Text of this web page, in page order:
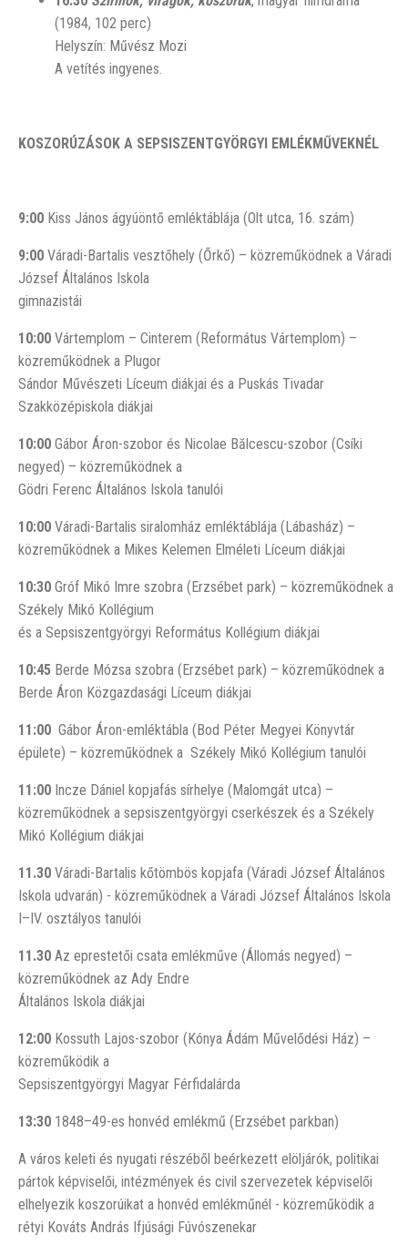
(1984, 102 perc)
Helyszín: Művész Mozi
A vetítés ingyenes.
KOSZORÚZÁSOK A SEPSISZENTGYÖRGYI EMLÉKMŰVEKNÉL
9:00 Kiss János ágyúöntő emléktáblája (Olt utca, 16. szám)
9:00 Váradi-Bartalis vesztőhely (Őrkő) – közreműködnek a Váradi
József Általános Iskola
gimnazistái
10:00 Vártemplom – Cinterem (Református Vártemplom) –
közreműködnek a Plugor
Sándor Művészeti Líceum diákjai és a Puskás Tivadar
Szakközépiskola diákjai
10:00 Gábor Áron-szobor és Nicolae Bălcescu-szobor (Csíki
negyed) – közreműködnek a
Gödri Ferenc Általános Iskola tanulói
10:00 Váradi-Bartalis siralomház emléktáblája (Lábasház) –
közreműködnek a Mikes Kelemen Elméleti Líceum diákjai
10:30 Gróf Mikó Imre szobra (Erzsébet park) – közreműködnek a
Székely Mikó Kollégium
és a Sepsiszentgyörgyi Református Kollégium diákjai
10:45 Berde Mózsa szobra (Erzsébet park) – közreműködnek a
Berde Áron Közgazdasági Líceum diákjai
11:00 Gábor Áron-emléktábla (Bod Péter Megyei Könyvtár
épülete) – közreműködnek a Székely Mikó Kollégium tanulói
11:00 Incze Dániel kopjafás sírhelye (Malomgát utca) –
közreműködnek a sepsiszentgyörgyi cserkészek és a Székely
Mikó Kollégium diákjai
11.30 Váradi-Bartalis kőtömbös kopjafa (Váradi József Általános
Iskola udvarán) - közreműködnek a Váradi József Általános Iskola
I–IV. osztályos tanulói
11.30 Az eprestetői csata emlékműve (Állomás negyed) –
közreműködnek az Ady Endre
Általános Iskola diákjai
12:00 Kossuth Lajos-szobor (Kónya Ádám Művelődési Ház) –
közreműködik a
Sepsiszentgyörgyi Magyar Férfidalárda
13:30 1848–49-es honvéd emlékmű (Erzsébet parkban)
A város keleti és nyugati részéből beérkezett elöljárók, politikai
pártok képviselői, intézmények és civil szervezetek képviselői
elhelyezik koszorúikat a honvéd emlékműnél - közreműködik a
rétyi Kováts András Ifjúsági Fúvószenekar